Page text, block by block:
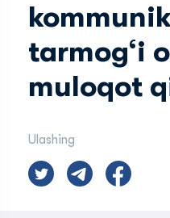
tarmog‘i
muloqot
Ulashing